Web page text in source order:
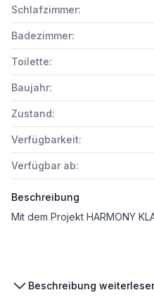
Schlafzimmer:
Badezimmer:
Toilette:
Baujahr:
Zustand:
Verfügbarkeit:
Verfügbar ab:
Beschreibung
Beschreibung